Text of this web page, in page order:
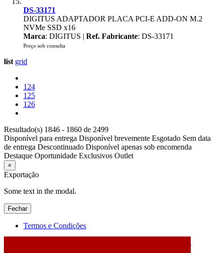
DS-33171
DIGITUS ADAPTADOR PLACA PCI-E ADD-ON M.2
NVMe SSD x16
Marca: DIGITUS | Ref. Fabricante: DS-33171
Preço sob consulta
list grid
124
125
126
Resultado(s) 1846 - 1860 de 2499
Disponível para entrega Disponível brevemente Esgotado Sem data
de entrega Descontinuado Disponível apenas sob encomenda
Destaque Oportunidade Exclusivos Outlet
×
Exportação
Some text in the modal.
Fechar
Termos e Condições